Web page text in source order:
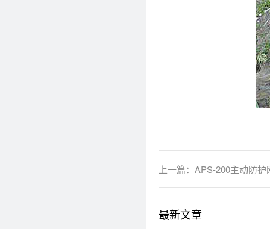
上一篇： APS-200主动防护
最新文章